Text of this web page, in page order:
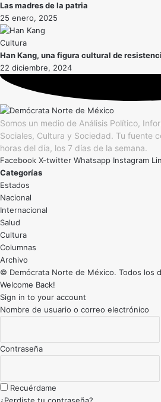
Las madres de la patria
25 enero, 2025
Cultura
Han Kang, una figura cultural de
22 diciembre, 2024
Somos un medio de Análisis Político,
Sociales, Cultura y Sociedad. Tu fuente
horas del día, los 7 días de la semana.
Facebook X-twitter Whatsapp Instagram
Categorías
Estados
Nacional
Internacional
Salud
Cultura
Archivo
© Demócrata Norte de México. Todos los
Welcome Back!
Sign in to your account
Nombre de usuario o correo electrónico
Contraseña
Recuérdame
¿Perdiste tu contraseña?